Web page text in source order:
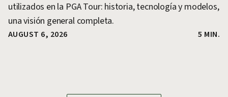
utilizados en la PGA Tour: historia, tecnología y modelos,
una visión general completa.
AUGUST 6, 2026 5 MIN.